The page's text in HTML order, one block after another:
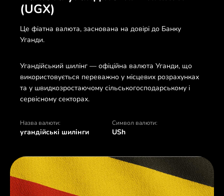
(UGX)
Це фіатна валюта, заснована на довірі до Банку
Уганди.
Угандійський шилінг — офіційна валюта Уганди, що
використовується переважно у місцевих розрахунках
та у швидкозростаючому сільськогосподарському і
сервісному секторах.
Назва валюти:
угандійські шилінги
Символ валюти:
USh